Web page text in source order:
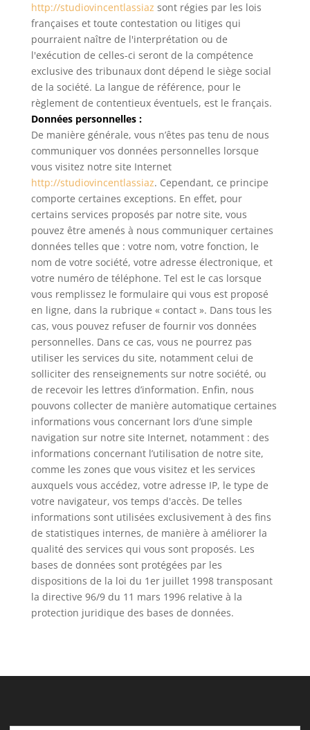
http://studiovincentlassiaz sont régies par les lois
françaises et toute contestation ou litiges qui
pourraient naître de l'interprétation ou de
l'exécution de celles-ci seront de la compétence
exclusive des tribunaux dont dépend le siège social
de la société. La langue de référence, pour le
règlement de contentieux éventuels, est le français.
Données personnelles :
De manière générale, vous n’êtes pas tenu de nous
communiquer vos données personnelles lorsque
vous visitez notre site Internet
http://studiovincentlassiaz. Cependant, ce principe
comporte certaines exceptions. En effet, pour
certains services proposés par notre site, vous
pouvez être amenés à nous communiquer certaines
données telles que : votre nom, votre fonction, le
nom de votre société, votre adresse électronique, et
votre numéro de téléphone. Tel est le cas lorsque
vous remplissez le formulaire qui vous est proposé
en ligne, dans la rubrique « contact ». Dans tous les
cas, vous pouvez refuser de fournir vos données
personnelles. Dans ce cas, vous ne pourrez pas
utiliser les services du site, notamment celui de
solliciter des renseignements sur notre société, ou
de recevoir les lettres d’information. Enfin, nous
pouvons collecter de manière automatique certaines
informations vous concernant lors d’une simple
navigation sur notre site Internet, notamment : des
informations concernant l’utilisation de notre site,
comme les zones que vous visitez et les services
auxquels vous accédez, votre adresse IP, le type de
votre navigateur, vos temps d'accès. De telles
informations sont utilisées exclusivement à des fins
de statistiques internes, de manière à améliorer la
qualité des services qui vous sont proposés. Les
bases de données sont protégées par les
dispositions de la loi du 1er juillet 1998 transposant
la directive 96/9 du 11 mars 1996 relative à la
protection juridique des bases de données.